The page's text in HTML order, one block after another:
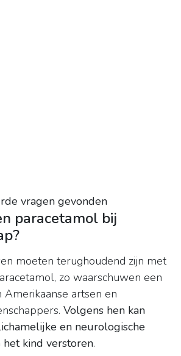
vragen gevonden
paracetamol bij
moeten terughoudend zijn met
zo waarschuwen een
artsen en
Volgens hen kan
en neurologische
kind verstoren.